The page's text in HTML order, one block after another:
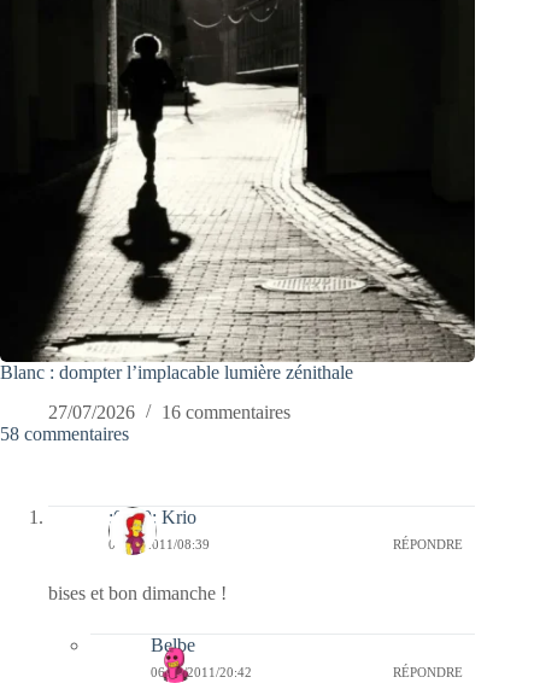
Blanc : dompter l’implacable lumière zénithale
27/07/2026
16 commentaires
58 commentaires
:0010: Krio
06/02/2011/08:39 RÉPONDRE
bises et bon dimanche !
Belbe
06/02/2011/20:42 RÉPONDRE